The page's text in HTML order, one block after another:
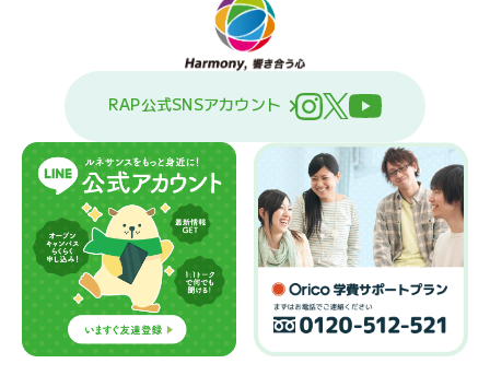
RAP公式SNSアカウント